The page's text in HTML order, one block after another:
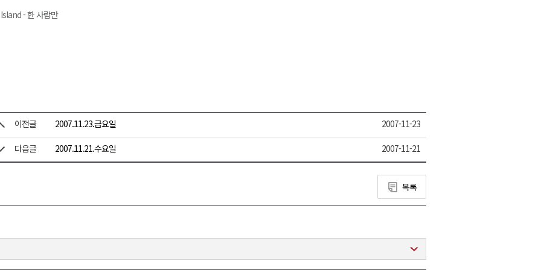
- 한 사람만
이전글 2007.11.23.금요일 2007-11-23
다음글 2007.11.21.수요일 2007-11-21
목록